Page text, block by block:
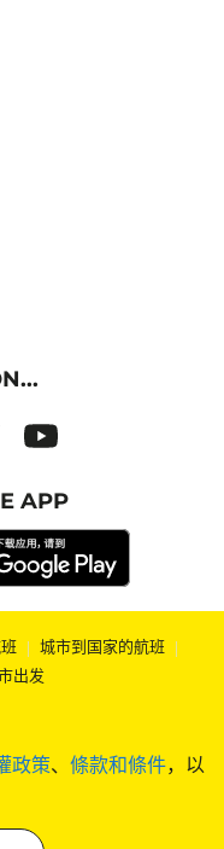
政策、 條款和條件，以
APP
| 城市到国家的航班 |
出发